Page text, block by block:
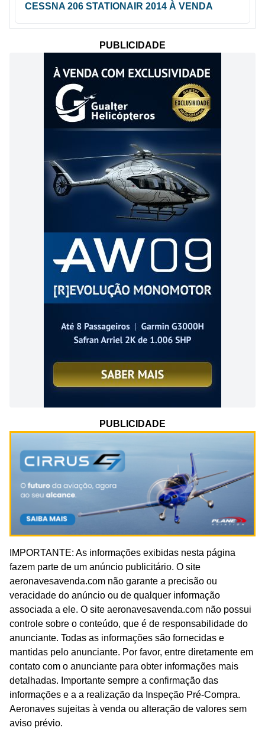
CESSNA 206 STATIONAIR 2014 À VENDA
PUBLICIDADE
PUBLICIDADE
IMPORTANTE: As informações exibidas nesta página
fazem parte de um anúncio publicitário. O site
aeronavesavenda.com não garante a precisão ou
veracidade do anúncio ou de qualquer informação
associada a ele. O site aeronavesavenda.com não possui
controle sobre o conteúdo, que é de responsabilidade do
anunciante. Todas as informações são fornecidas e
mantidas pelo anunciante. Por favor, entre diretamente em
contato com o anunciante para obter informações mais
detalhadas. Importante sempre a confirmação das
informações e a a realização da Inspeção Pré-Compra.
Aeronaves sujeitas à venda ou alteração de valores sem
aviso prévio.